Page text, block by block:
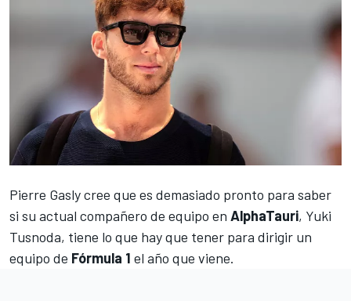
Pierre Gaslycree que es demasiado pronto para saber
si su actual compañero de equipo en AlphaTauri, Yuki
Tusnoda, tiene lo que hay que tener para dirigir un
equipo de Fórmula 1 el año que viene.